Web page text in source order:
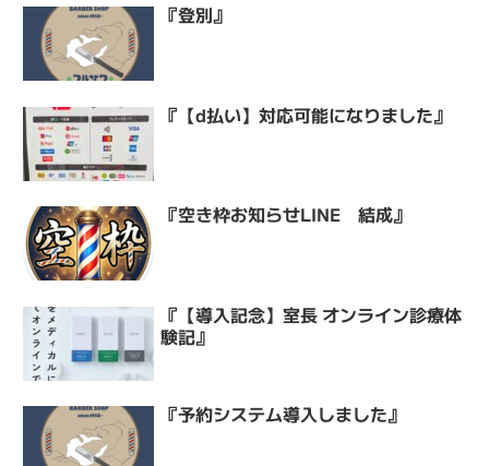
『登別』
『【d払い】対応可能になりました』
『空き枠お知らせLINE 結成』
『【導入記念】室長 オンライン診療体
験記』
『予約システム導入しました』